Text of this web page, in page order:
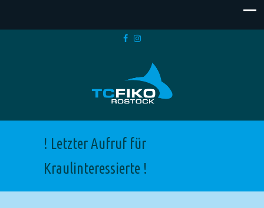
! Letzter Aufruf für
Kraulinteressierte !